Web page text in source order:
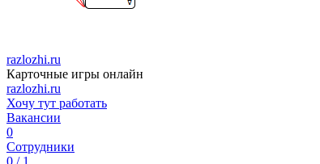
razlozhi.ru
Карточные игры онлайн
razlozhi.ru
Хочу тут работать
Вакансии
0
Сотрудники
0 / 1